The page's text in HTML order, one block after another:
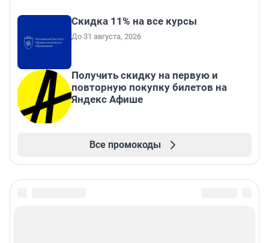
Скидка 11% на все курсы
До 31 августа, 2026
Получить скидку на первую и
повторную покупку билетов на
Яндекс Афише
Все промокоды